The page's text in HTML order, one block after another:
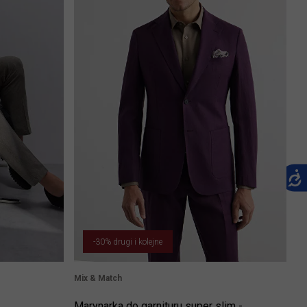
-30% drugi i kolejne
Mix & Match